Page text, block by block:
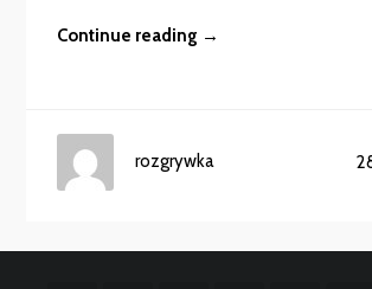
Continue reading →
rozgrywka